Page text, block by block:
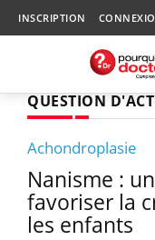
INSCRIPTION
QUESTION
Achondroplasie
Nanisme :
favoriser la
les enfants